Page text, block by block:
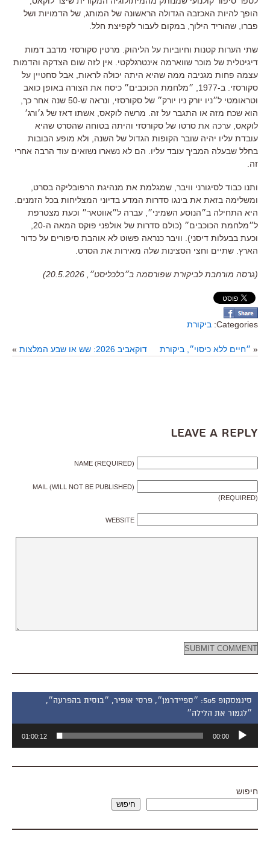
הופך להיות האכזבה הגדולה הראשונה של המותג של הדמויות ושל
פברו שהוריד הילוך במקום לעבור לקפיצת חלל
שתי הערות קטנות וחיוביות על הליהוק מרטין סקורסזי מדבב דמות
דיגיטלית של מוכר שווארמה אינטרגלקטי
אין לזה שום הצדקה והדמות
עצמה פחות מגניבה ממה שהיא היתה יכולה לראות אבל סחטיין על
סקורסזי ב-1977,
״מלחמת הכוכבים״ כיסח את הצורה באופן כואב
וטראומטי ל״ניו יורק ניו יורק״ של סקורסזי
ונראה ש-50 שנה אחר כך
הוא שכח מזה או התגבר על זה
מרשה לוקאס אשתו דאז של ג׳ורג׳
לוקאס ערכה את סרטו של סקורסזי והיתה בטוחה שהסרט שהיא
עובדת עליו יהיה שובר הקופות הגדול של השנה
ולא מופע הבובות
בחלל שבעלה המביך עובד עליו
הם לא נשארו נשואים עוד הרבה אחרי
זה
ותנו כבוד לסיגורני וויבר שמגלמת את מנהיגת הרפובליקה בסרט
ומשלימה בזאת את בינגו סדרות המדע בדיוני המצליחות בכל הזמנים
היא התחילה ב״הנוסע השמיני״ עברה ל״אווטאר״ וכעת מצטרפת
וכעת בבעלות דיסני)
וויבר כנראה פשוט לא אוהבת סיפורים על כדור
הארץ שתיים וחצי הסצינות שלה מאירות את הסרט
(גרסה מורחבת לביקורת שפורסמה ב״כלכליסט״, 20.5.2026)
Categories: ביקורת
« ״חיים ללא כיסוי״, ביקורת דוקאביב 2026: שש או שבע המלצות »
Leave a Reply
NAME (REQUIRED)
MAIL (WILL NOT BE PUBLISHED)
(REQUIRED)
WEBSITE
סינמסקופ 505: ״ספיידרמן״, פרסי אופיר, ״בוסית בהפרעה״,
״לגמור את הלילה״
אודיו
00:00
01:00:12
חיפוש
חיפוש